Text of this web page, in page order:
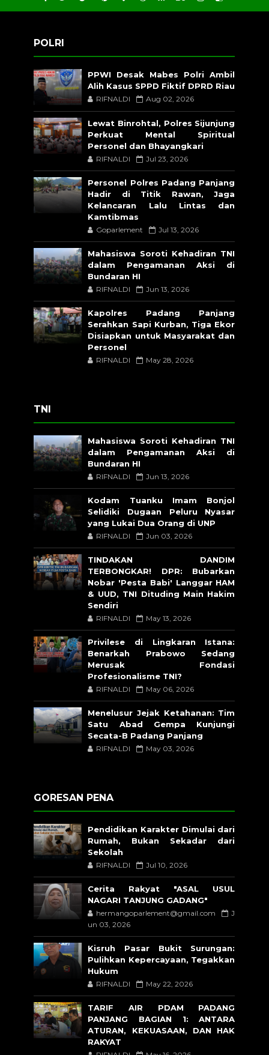
POLRI
PPWI Desak Mabes Polri Ambil
Alih Kasus SPPD Fiktif DPRD Riau
RIFNALDI Aug 02, 2026
Lewat Binrohtal, Polres Sijunjung
Perkuat Mental Spiritual
Personel dan Bhayangkari
RIFNALDI Jul 23, 2026
Personel Polres Padang Panjang
Hadir di Titik Rawan, Jaga
Kelancaran Lalu Lintas dan
Kamtibmas
Goparlement Jul 13, 2026
Mahasiswa Soroti Kehadiran TNI
dalam Pengamanan Aksi di
Bundaran HI
RIFNALDI Jun 13, 2026
Kapolres Padang Panjang
Serahkan Sapi Kurban, Tiga Ekor
Disiapkan untuk Masyarakat dan
Personel
RIFNALDI May 28, 2026
TNI
Mahasiswa Soroti Kehadiran TNI
dalam Pengamanan Aksi di
Bundaran HI
RIFNALDI Jun 13, 2026
Kodam Tuanku Imam Bonjol
Selidiki Dugaan Peluru Nyasar
yang Lukai Dua Orang di UNP
RIFNALDI Jun 03, 2026
TINDAKAN DANDIM
TERBONGKAR! DPR: Bubarkan
Nobar 'Pesta Babi' Langgar HAM
& UUD, TNI Dituding Main Hakim
Sendiri
RIFNALDI May 13, 2026
Privilese di Lingkaran Istana:
Benarkah Prabowo Sedang
Merusak Fondasi
Profesionalisme TNI?
RIFNALDI May 06, 2026
Menelusur Jejak Ketahanan: Tim
Satu Abad Gempa Kunjungi
Secata-B Padang Panjang
RIFNALDI May 03, 2026
GORESAN PENA
Pendidikan Karakter Dimulai dari
Rumah, Bukan Sekadar dari
Sekolah
RIFNALDI Jul 10, 2026
Cerita Rakyat "ASAL USUL
NAGARI TANJUNG GADANG"
hermangoparlement@gmail.com
J
un 03, 2026
Kisruh Pasar Bukit Surungan:
Pulihkan Kepercayaan, Tegakkan
Hukum
RIFNALDI May 22, 2026
TARIF AIR PDAM PADANG
PANJANG BAGIAN 1: ANTARA
ATURAN, KEKUASAAN, DAN HAK
RAKYAT